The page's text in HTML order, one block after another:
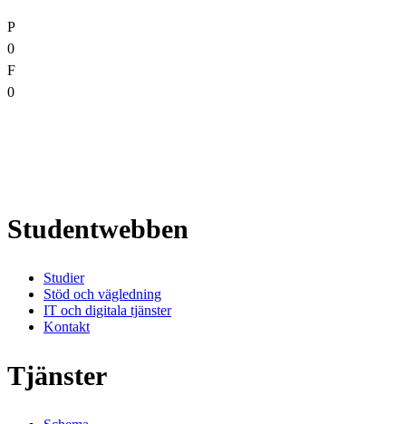
P
0
F
0
Studentwebben
Studier
Stöd och vägledning
IT och digitala tjänster
Kontakt
Tjänster